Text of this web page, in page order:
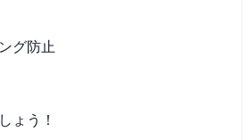
グ防止
ょう！